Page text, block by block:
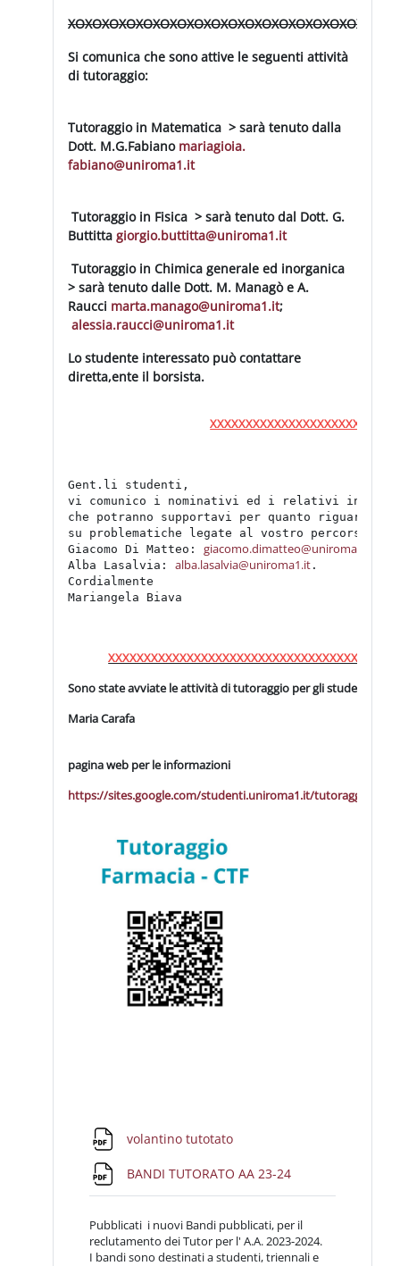
Si comunica che sono attive le seguenti attività
di tutoraggio:
Tutoraggio in Matematica > sarà tenuto dalla
Dott. M.G.Fabiano mariagioia.
fabiano@uniroma1.it
Tutoraggio in Fisica > sarà tenuto dal Dott. G.
Buttittagiorgio.buttitta@uniroma1.it
Tutoraggio in Chimica generale ed inorganica
> sarà tenuto dalle Dott. M. Managò e A.
Raucci marta.manago@uniroma1.it;
alessia.raucci@uniroma1.it
Lo studente interessato può contattare
diretta,ente il borsista.
Gent.li studenti,
vi comunico i nominativi ed i relativi
che potranno supportavi per quanto riguarda
su problematiche legate al vostro percorso
Giacomo Di Matteo: giacomo.dimatteo@uniroma1.it
Alba Lasalvia: alba.lasalvia@uniroma1.it .
Cordialmente
Mariangela Biava
Sono state avviate le attività di tutoraggio per gli studenti, in
Maria Carafa
pagina web per le informazioni
https://sites.google.com/studenti.uniroma1.it/tutoraggio-
volantino tutotato
BANDI TUTORATO AA 23-24
Pubblicati i nuovi Bandi pubblicati, per il
reclutamento dei Tutor per l' A.A. 2023-2024.
I bandi sono destinati a studenti, triennali e